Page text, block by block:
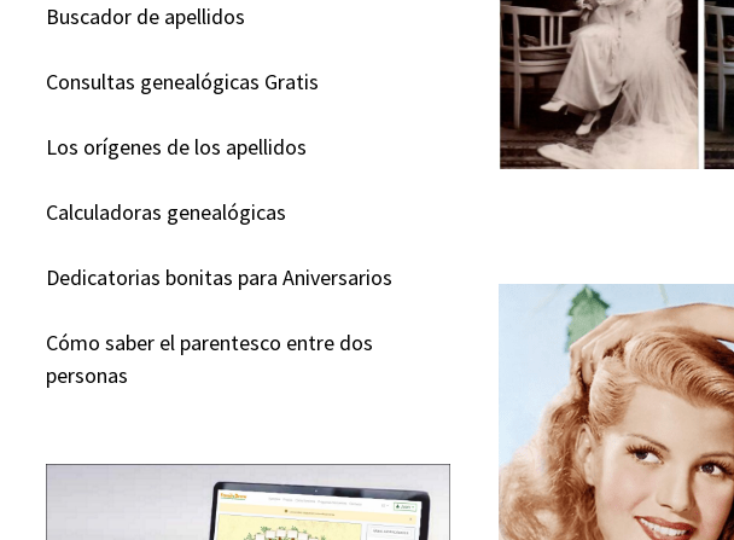
Buscador de apellidos
Consultas genealógicas Gratis
Los orígenes de los apellidos
Calculadoras genealógicas
Dedicatorias bonitas para Aniversarios
Cómo saber el parentesco entre dos
personas